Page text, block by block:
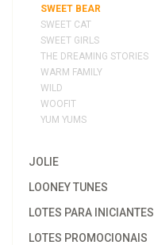
SWEET BEAR
SWEET CAT
SWEET GIRLS
THE DREAMING STORIES
WARM FAMILY
WILD
WOOFIT
YUM YUMS
JOLIE
LOONEY TUNES
LOTES PARA INICIANTES
LOTES PROMOCIONAIS